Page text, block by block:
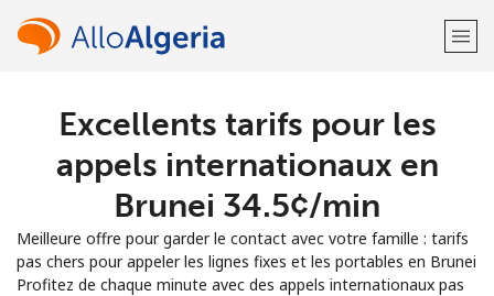
Bienvenue!
Vous avez déjà un compte?
S'enregistrer avec
Excellents tarifs pour les
appels internationaux en
Brunei ⁦34.5¢⁩/min
Meilleure offre pour garder le contact avec votre famille : tarifs
pas chers pour appeler les lignes fixes et les portables en Brunei
Profitez de chaque minute avec des appels internationaux pas